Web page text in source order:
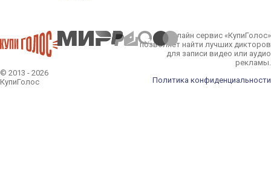
© 2013 - 2026
КупиГолос
Онлайн сервис «КупиГолос»
позволяет найти лучших дикторов
для записи видео или аудио
рекламы.
Политика конфиденциальности